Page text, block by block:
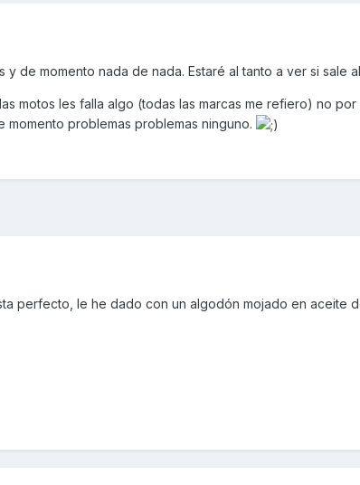
y de momento nada de nada. Estaré al tanto a ver si sale
motos les falla algo (todas las marcas me refiero) no
problemas problemas ninguno.
perfecto, le he dado con un algodón mojado en aceite